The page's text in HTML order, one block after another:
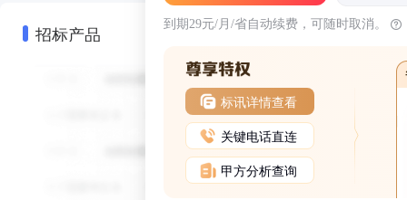
招标产品 到期29元/月/省自动续费，可随时取消。
标讯详情查看
关键电话直连
甲方分析查询